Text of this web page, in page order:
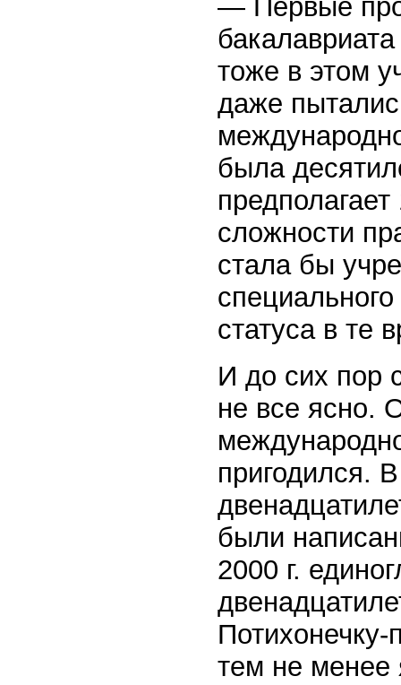
— Первые
тоже в этом
даже
была
сложности
стала бы
статуса в те
И до сих пор
не все ясно.
пригодился.
были
2000 г.
Потихонечку-
тем не менее